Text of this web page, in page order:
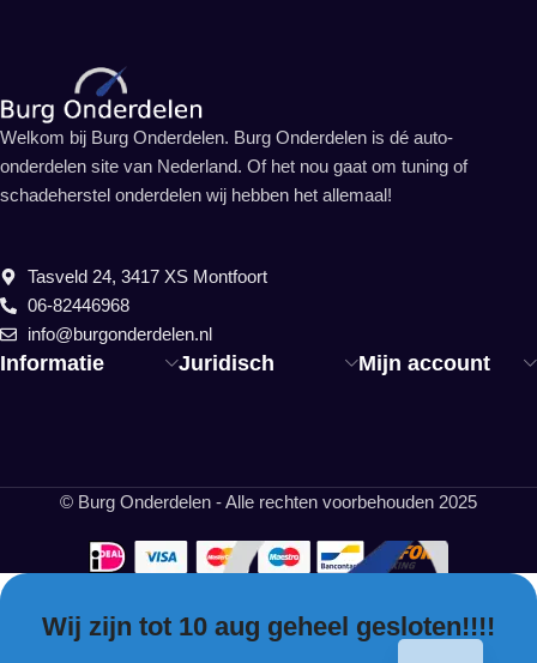
Informatie Juridisch Mijn account
Welkom bij Burg Onderdelen. Burg Onderdelen is dé auto-
onderdelen site van Nederland. Of het nou gaat om tuning of
schadeherstel onderdelen wij hebben het allemaal!
Tasveld 24, 3417 XS Montfoort
06-82446968
info@burgonderdelen.nl
© Burg Onderdelen - Alle rechten voorbehouden 2025
Wij zijn tot 10 aug geheel gesloten!!!!
EN